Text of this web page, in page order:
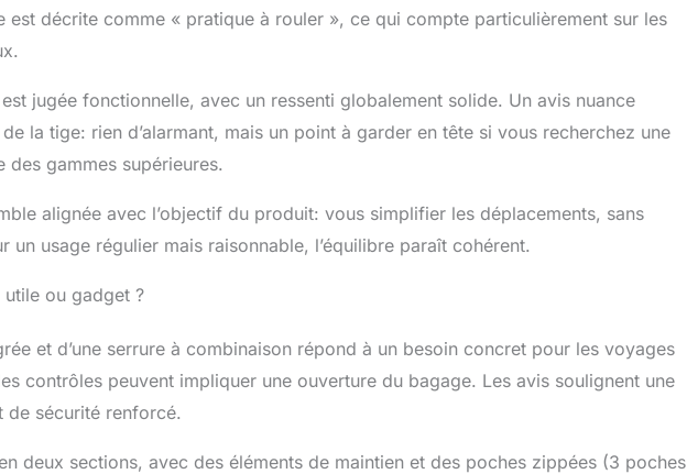
est décrite comme « pratique à rouler », ce qui compte particulièrement sur les
jugée fonctionnelle, avec un ressenti globalement solide. Un avis nuance
la tige: rien d’alarmant, mais un point à garder en tête si vous recherchez une
gammes supérieures.
alignée avec l’objectif du produit: vous simplifier les déplacements, sans
un usage régulier mais raisonnable, l’équilibre paraît cohérent.
utile ou gadget ?
et d’une serrure à combinaison répond à un besoin concret pour les voyages
contrôles peuvent impliquer une ouverture du bagage. Les avis soulignent une
de sécurité renforcé.
deux sections, avec des éléments de maintien et des poches zippées (3 poches